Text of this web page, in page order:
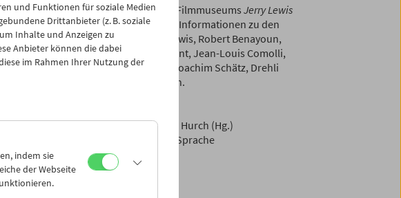
Viennale und des Österreichischen Filmmuseums Jerry Lewis
mit einer Vielzahl an Essays und Informationen zu den
stammen von Chris Fujiwara, Jerry Lewis, Robert Benayoun,
Peter Bogdanovich, Jacques Aumont, Jean-Louis Comolli,
Narboni, Sylvie Pierre, Sulgi Lie, Joachim Schätz, Drehli
James Kaplan, David Ehrenstein.
Astrid Johanna Ofner, Hans Hurch (Hg.)
gebundene Ausgabe, in deutscher Sprache
0
und Funktionen für soziale Medien
Drittanbieter (z. B. soziale
Inhalte und Anzeigen zu
Anbieter können die dabei
im Rahmen Ihrer Nutzung der
indem sie
der Webseite